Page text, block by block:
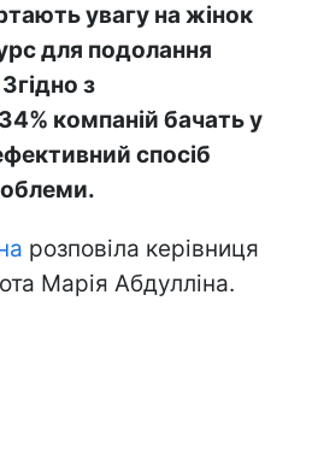
увагу на жінок
для подолання
з
компаній бачать у
спосіб
розповіла керівниця
Марія Абдулліна.